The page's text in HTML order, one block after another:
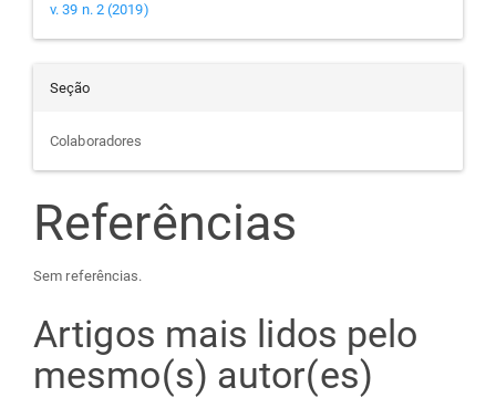
v. 39 n. 2 (2019)
Seção
Colaboradores
Referências
Sem referências.
Artigos mais lidos pelo
mesmo(s) autor(es)